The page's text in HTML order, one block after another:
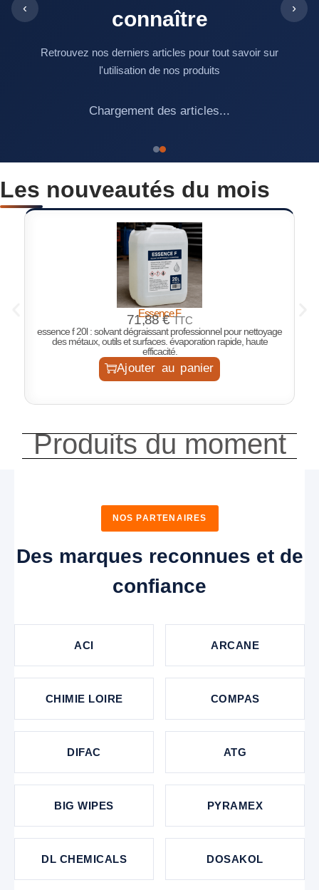
connaître
Retrouvez nos derniers articles pour tout savoir sur
l'utilisation de nos produits
Chargement des articles...
‹ ›
Les nouveautés du mois
Essence F
71,88€ TTC
essence f 20l : solvant dégraissant professionnel pour nettoyage
des métaux, outils et surfaces. évaporation rapide, haute
efficacité.
Ajouter au panier
Produits du moment
NOS PARTENAIRES
Des marques reconnues et de
confiance
ACI ARCANE
CHIMIE LOIRE COMPAS
DIFAC ATG
BIG WIPES PYRAMEX
DL CHEMICALS DOSAKOL